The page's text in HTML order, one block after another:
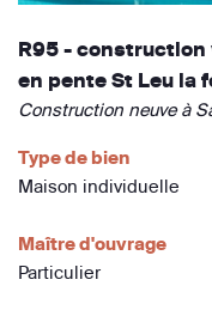
R95 -
en pente St Leu la
Construction neuve à
Type de bien
Maison individuelle
Maître d'ouvrage
Particulier